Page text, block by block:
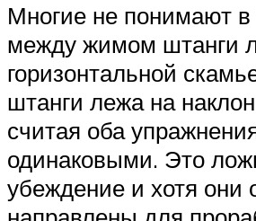
Многие не понимают
между жимом штанги
горизонтальной
штанги лежа на
считая оба
одинаковыми. Это
убеждение и хотя они